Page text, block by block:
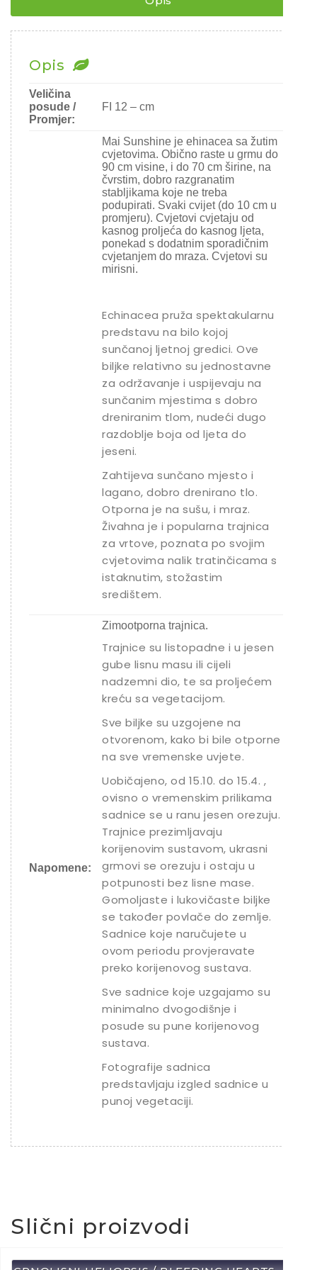
Chili
Opis
Veličina
posude /
Promjer:
FI 12 – cm
Mai Sunshine je ehinacea sa žutim
cvjetovima. Obično raste u grmu do
90 cm visine, i do 70 cm širine, na
čvrstim, dobro razgranatim
stabljikama koje ne treba
podupirati. Svaki cvijet (do 10 cm u
promjeru). Cvjetovi cvjetaju od
kasnog proljeća do kasnog ljeta,
ponekad s dodatnim sporadičnim
cvjetanjem do mraza. Cvjetovi su
mirisni.
Echinacea pruža spektakularnu
predstavu na bilo kojoj
sunčanoj ljetnoj gredici. Ove
biljke relativno su jednostavne
za održavanje i uspijevaju na
sunčanim mjestima s dobro
dreniranim tlom, nudeći dugo
razdoblje boja od ljeta do
jeseni.
Zahtijeva sunčano mjesto i
lagano, dobro drenirano tlo.
Otporna je na sušu, i mraz.
Živahna je i popularna trajnica
za vrtove, poznata po svojim
cvjetovima nalik tratinčicama s
istaknutim, stožastim
središtem.
Napomene:
Zimootporna trajnica.
Trajnice su listopadne i u jesen
gube lisnu masu ili cijeli
nadzemni dio, te sa proljećem
kreću sa vegetacijom.
Sve biljke su uzgojene na
otvorenom, kako bi bile otporne
na sve vremenske uvjete.
Uobičajeno, od 15.10. do 15.4. ,
ovisno o vremenskim prilikama
sadnice se u ranu jesen orezuju.
Trajnice prezimljavaju
korijenovim sustavom, ukrasni
grmovi se orezuju i ostaju u
potpunosti bez lisne mase.
Gomoljaste i lukovičaste biljke
se također povlače do zemlje.
Sadnice koje naručujete u
ovom periodu provjeravate
preko korijenovog sustava.
Sve sadnice koje uzgajamo su
minimalno dvogodišnje i
posude su pune korijenovog
sustava.
Fotografije sadnica
predstavljaju izgled sadnice u
punoj vegetaciji.
Slični proizvodi